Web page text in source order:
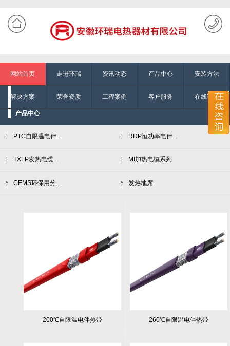
网站首页 走进环瑞 资讯动态 产品中心 安装方法
解决方案 荣誉资质 工程案例 客户服务 在线询单
产品中心
PTC自限温电伴... RDP恒功率电伴...
TXLP发热电缆... MI加热电缆系列
CEMS环保用分... 发热地席
200℃自限温电伴热带 260℃自限温电伴热带